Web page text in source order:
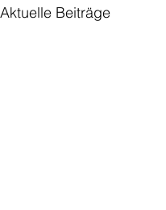
Aktuelle Beiträge